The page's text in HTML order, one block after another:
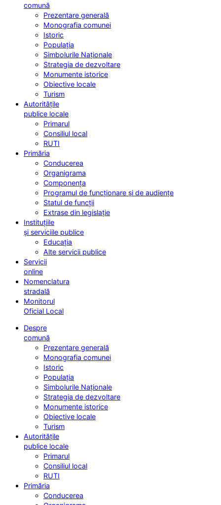
comună
Prezentare generală
Monografia comunei
Istoric
Populația
Simbolurile Naționale
Strategia de dezvoltare
Monumente istorice
Obiective locale
Turism
Autoritățile
publice locale
Primarul
Consiliul local
RUTI
Primăria
Conducerea
Organigrama
Componența
Programul de funcționare și de audiențe
Statul de funcții
Extrase din legislație
Instituțiile
și serviciile publice
Educația
Alte servicii publice
Servicii
online
Nomenclatura
stradală
Monitorul
Oficial Local
Despre
comună
Prezentare generală
Monografia comunei
Istoric
Populația
Simbolurile Naționale
Strategia de dezvoltare
Monumente istorice
Obiective locale
Turism
Autoritățile
publice locale
Primarul
Consiliul local
RUTI
Primăria
Conducerea